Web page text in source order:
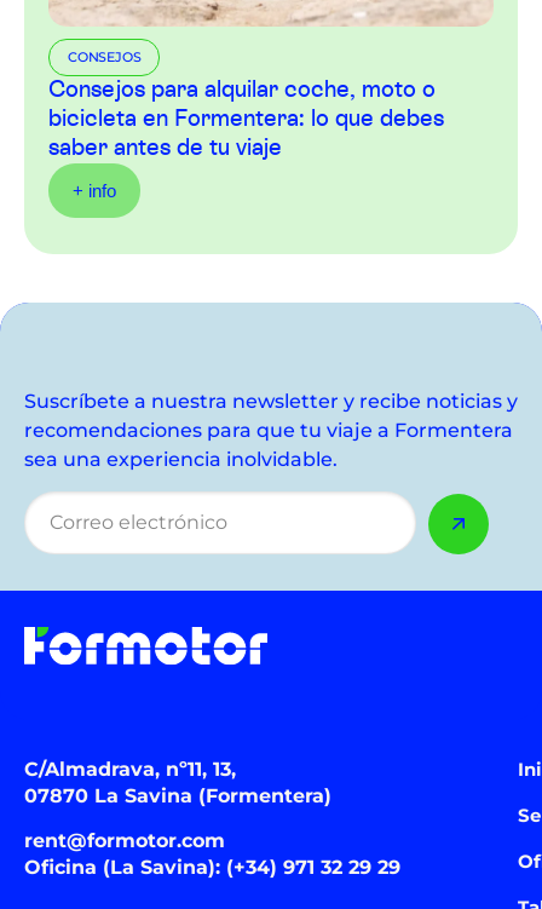
CONSEJOS
Consejos para alquilar coche, moto o
bicicleta en Formentera: lo que debes
saber antes de tu viaje
+ info
Suscríbete a nuestra newsletter y recibe noticias y
recomendaciones para que tu viaje a Formentera
sea una experiencia inolvidable.
C/Almadrava, nº11, 13,
07870 La Savina (Formentera)
rent@formotor.com
Oficina (La Savina): (+34) 971 32 29 29